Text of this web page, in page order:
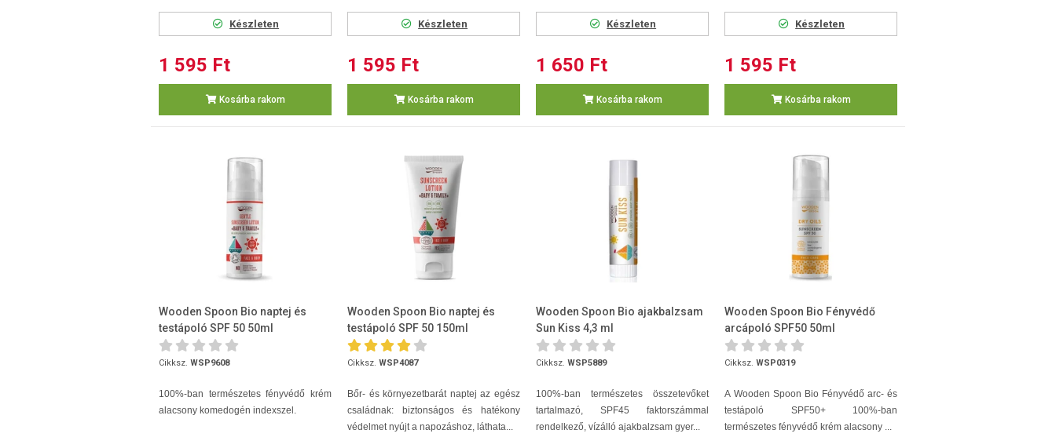
Készleten
1 595 Ft
Kosárba rakom
Készleten
1 595 Ft
Kosárba rakom
Készleten
1 650 Ft
Kosárba rakom
Készleten
1 595 Ft
Kosárba rakom
Wooden Spoon Bio naptej és
testápoló SPF 50 50ml
Cikksz. WSP9608
100%-ban természetes fényvédő krém
alacsony komedogén indexszel.
Wooden Spoon Bio naptej és
testápoló SPF 50 150ml
Cikksz. WSP4087
Bőr- és környezetbarát naptej az egész
családnak: biztonságos és hatékony
védelmet nyújt a napozáshoz, láthata...
Wooden Spoon Bio ajakbalzsam
Sun Kiss 4,3 ml
Cikksz. WSP5889
100%-ban természetes összetevőket
tartalmazó, SPF45 faktorszámmal
rendelkező, vízálló ajakbalzsam gyer...
Wooden Spoon Bio Fényvédő
arcápoló SPF50 50ml
Cikksz. WSP0319
A Wooden Spoon Bio Fényvédő arc- és
testápoló SPF50+ 100%-ban
természetes fényvédő krém alacsony ...